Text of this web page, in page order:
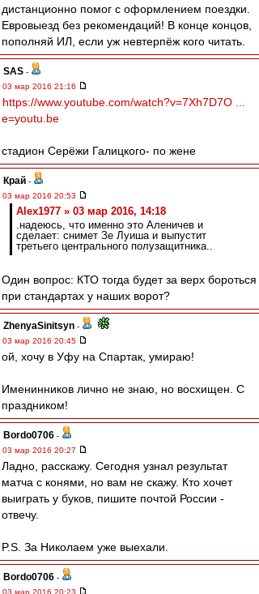
дистанционно помог с оформлением поездки.
Евровыезд без рекомендаций! В конце концов,
пополняй ИЛ, если уж невтерпёж кого читать.
SAS -
03 мар 2016 21:16
https://www.youtube.com/watch?v=7Xh7D7O ...
e=youtu.be
стадион Серёжи Галицкого- по жене
Край -
03 мар 2016 20:53
Alex1977 » 03 мар 2016, 14:18
.надеюсь, что именно это Аленичев и
сделает: снимет Зе Луиша и выпустит
третьего центрального полузащитника..
Один вопрос: КТО тогда будет за верх бороться
при стандартах у наших ворот?
ZhenyaSinitsyn -
03 мар 2016 20:45
ой, хочу в Уфу на Спартак, умираю!
Именинников лично не знаю, но восхищен. С
праздником!
Bordo0706 -
03 мар 2016 20:27
Ладно, расскажу. Сегодня узнал результат
матча с конями, но вам не скажу. Кто хочет
выиграть у буков, пишите почтой России -
отвечу.
P.S. За Николаем уже выехали.
Bordo0706 -
03 мар 2016 20:23